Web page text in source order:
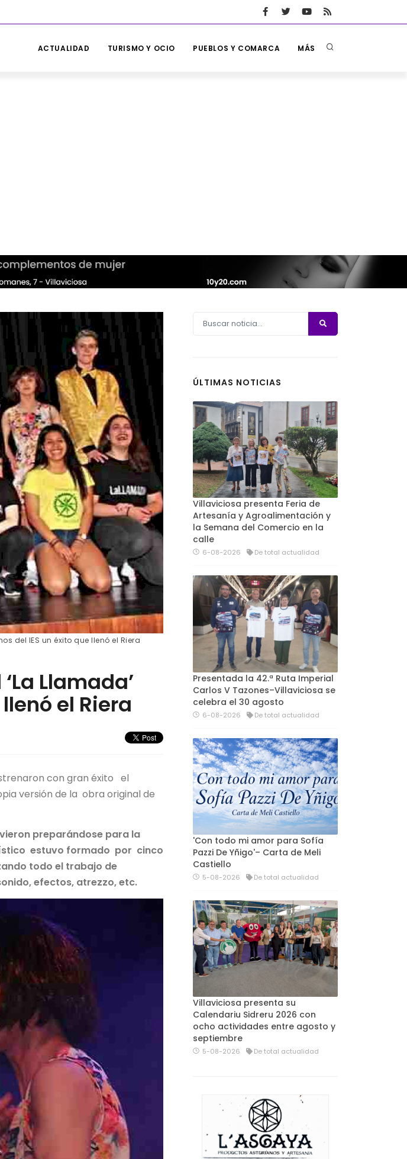
ACTUALIDAD TURISMO Y OCIO PUEBLOS Y COMARCA MÁS
del IES un éxito que llenó el Riera
Llamada’
el Riera
con gran éxito el
versión de la obra original de
preparándose para la
estuvo formado por cinco
todo el trabajo de
efectos, atrezzo, etc.
ÚLTIMAS NOTICIAS
Villaviciosa presenta Feria de
Artesanía y Agroalimentación y
la Semana del Comercio en la
calle
6-08-2026 De total actualidad
Presentada la 42.ª Ruta Imperial
Carlos V Tazones–Villaviciosa se
celebra el 30 agosto
6-08-2026 De total actualidad
'Con todo mi amor para Sofía
Pazzi De Yñigo'– Carta de Meli
Castiello
5-08-2026 De total actualidad
Villaviciosa presenta su
Calendariu Sidreru 2026 con
ocho actividades entre agosto y
septiembre
5-08-2026 De total actualidad